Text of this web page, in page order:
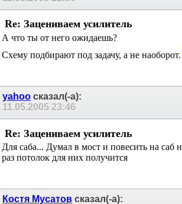
Последний раз редактировалось yahoo; 16.05.2005 в
Костя Мусатов сказал(-а):
11.05.200522:36
А что ты от него ожидаешь?